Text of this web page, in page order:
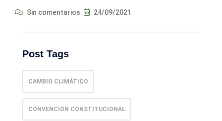
Sin comentarios 24/09/2021
Post Tags
CAMBIO CLIMÁTICO
CONVENCIÓN CONSTITUCIONAL